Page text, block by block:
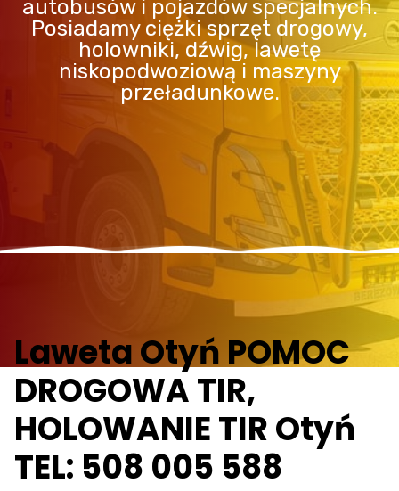
autobusów i pojazdów specjalnych.
Posiadamy ciężki sprzęt drogowy,
holowniki, dźwig, lawetę
niskopodwoziową i maszyny
przeładunkowe.
Laweta Otyń POMOC
DROGOWA TIR,
HOLOWANIE TIR Otyń
TEL: 508 005 588